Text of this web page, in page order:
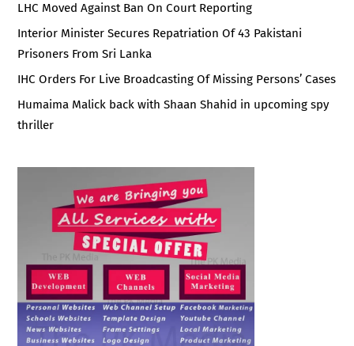
LHC Moved Against Ban On Court Reporting
Interior Minister Secures Repatriation Of 43 Pakistani
Prisoners From Sri Lanka
IHC Orders For Live Broadcasting Of Missing Persons’ Cases
Humaima Malick back with Shaan Shahid in upcoming spy
thriller